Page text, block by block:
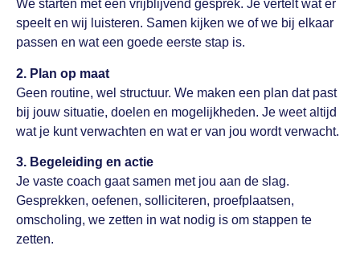
We starten met een vrijblijvend gesprek. Je vertelt wat er
speelt en wij luisteren. Samen kijken we of we bij elkaar
passen en wat een goede eerste stap is.
2. Plan op maat
Geen routine, wel structuur. We maken een plan dat past
bij jouw situatie, doelen en mogelijkheden. Je weet altijd
wat je kunt verwachten en wat er van jou wordt verwacht.
3. Begeleiding en actie
Je vaste coach gaat samen met jou aan de slag.
Gesprekken, oefenen, solliciteren, proefplaatsen,
omscholing, we zetten in wat nodig is om stappen te
zetten.